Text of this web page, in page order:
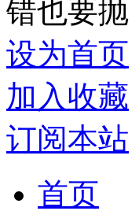
设为首页
加入收藏
订阅本站
首页